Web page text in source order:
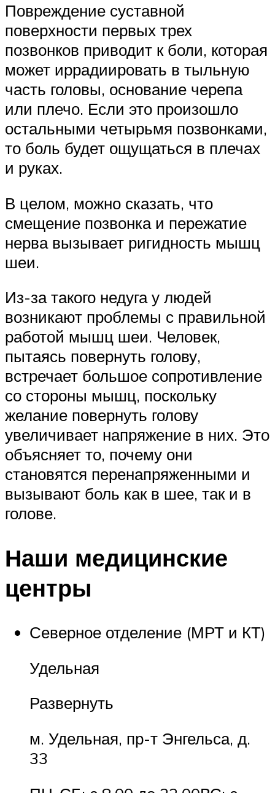
Повреждение суставной
поверхности первых трех
позвонков приводит к боли, которая
может иррадиировать в тыльную
часть головы, основание черепа
или плечо. Если это произошло
остальными четырьмя позвонками,
то боль будет ощущаться в плечах
и руках.
В целом, можно сказать, что
смещение позвонка и пережатие
нерва вызывает ригидность мышц
шеи.
Из-за такого недуга у людей
возникают проблемы с правильной
работой мышц шеи. Человек,
пытаясь повернуть голову,
встречает большое сопротивление
со стороны мышц, поскольку
желание повернуть голову
увеличивает напряжение в них. Это
объясняет то, почему они
становятся перенапряженными и
вызывают боль как в шее, так и в
голове.
Наши медицинские
центры
Северное отделение (МРТ и КТ)
Удельная
Развернуть
м. Удельная, пр-т Энгельса, д.
33